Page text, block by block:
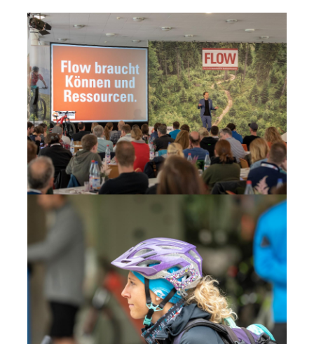
Medienvertreter und Messen, Berater und
Investoren.
Das Logo des Forums steht sinnbildlich für die
Vernetzung aller Akteure.